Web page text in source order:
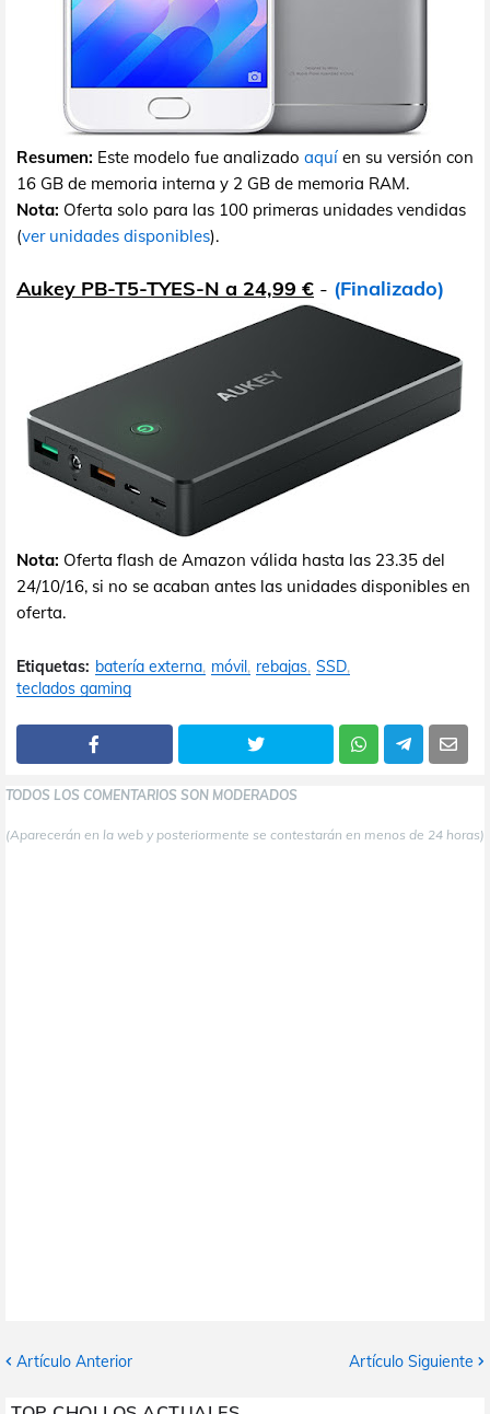
Resumen: Este modelo fue analizado aquí en su versión con
16 GB de memoria interna y 2 GB de memoria RAM.
Nota: Oferta solo para las 100 primeras unidades vendidas
(ver unidades disponibles).
Aukey PB-T5-TYES-N a 24,99 € - (Finalizado)
Nota: Oferta flash de Amazon válida hasta las 23.35 del
24/10/16, si no se acaban antes las unidades disponibles en
oferta.
Etiquetas: batería externa móvil rebajas SSD
teclados gaming
TODOS LOS COMENTARIOS SON MODERADOS
(Aparecerán en la web y posteriormente se contestarán en menos de 24 horas)
Artículo Anterior Artículo Siguiente